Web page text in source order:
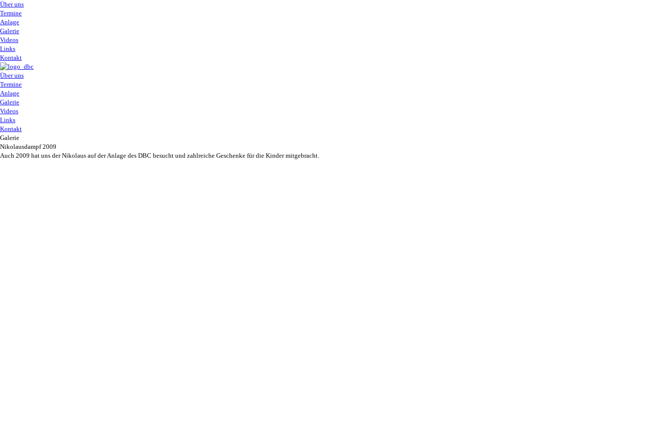
Über uns
Termine
Anlage
Galerie
Videos
Links
Kontakt
Über uns
Termine
Anlage
Galerie
Videos
Links
Kontakt
Galerie
Nikolausdampf 2009
Auch 2009 hat uns der Nikolaus auf der Anlage des DBC besucht und zahlreiche Geschenke für die Kinder mitgebracht.